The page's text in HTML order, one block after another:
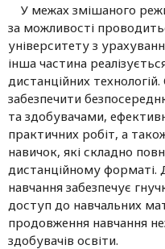
У межах змішаного
за можливості
університету з
інша частина
дистанційних
забезпечити
та здобувачами,
практичних робіт, а
навичок, які складно
дистанційному форматі.
навчання забезпечує
доступ до навчальних
продовження навчання
здобувачів освіти.